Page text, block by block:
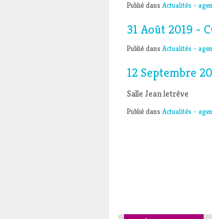
Publié dans Actualités -
31 Août 2019 -
Publié dans Actualités -
12 Septembre
Salle Jean letrêve
Publié dans Actualités -